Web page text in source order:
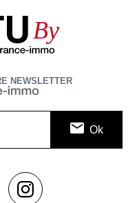
By
NEWSLETTER
1$s